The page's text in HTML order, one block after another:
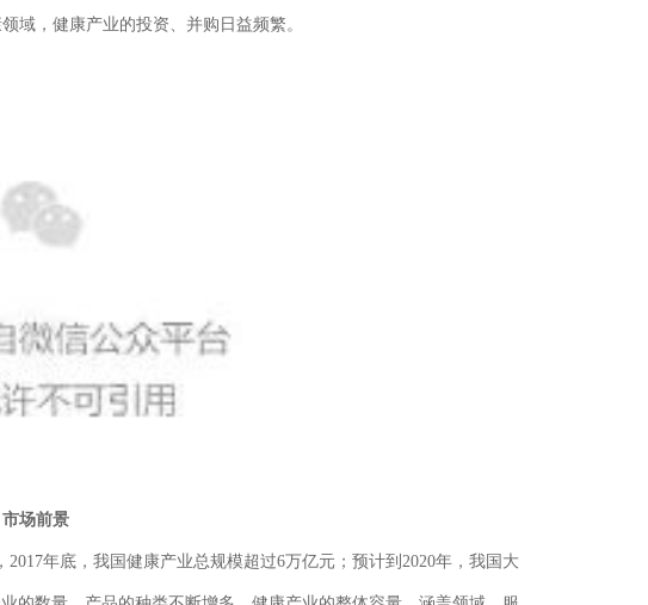
域，健康产业的投资、并购日益频繁。
市场前景
年底，我国健康产业总规模超过6万亿元；预计到2020年，我国大